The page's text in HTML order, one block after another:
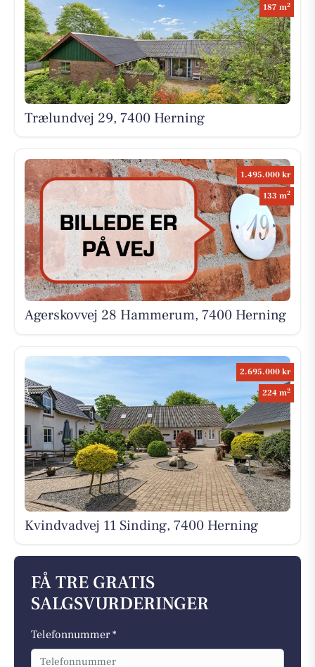
187 m2
Trælundvej 29, 7400 Herning
1.495.000 kr
133 m2
Agerskovvej 28 Hammerum, 7400 Herning
2.695.000 kr
224 m2
Kvindvadvej 11 Sinding, 7400 Herning
FÅ TRE GRATIS
SALGSVURDERINGER
Telefonnummer *